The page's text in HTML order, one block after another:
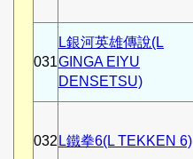
031
L銀河英雄傳說(L
GINGA EIYU
DENSETSU)
032 L鐵拳6(L TEKKEN 6)